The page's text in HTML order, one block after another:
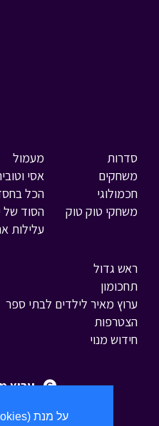
סדרות
משחקים
חכמולוגי
משחקי טוק טוק
מעמול
אסי
הכל
הסוד של
עלילות
ראש גדול
תחכומון
ערוץ מאיר לילדים לבתי ספר
הצטרפות
חידוש מנוי
ערוץ מאיר לילדים